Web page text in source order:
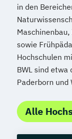
in den
sowie
Hochschulen
BWL sind
Paderborn und
Alle